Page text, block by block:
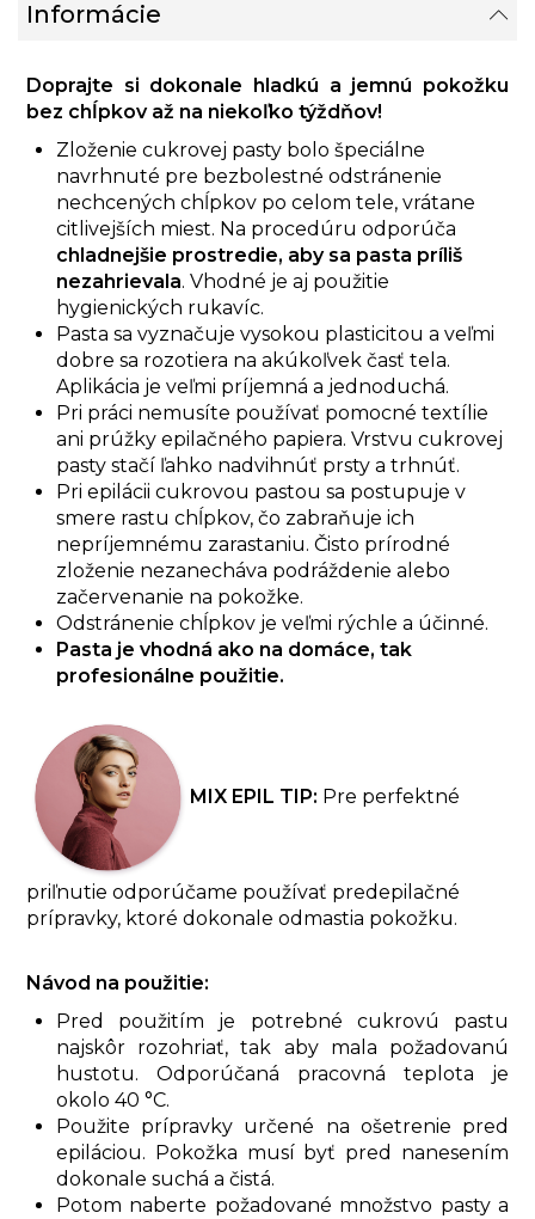
Informácie
Doprajte si dokonale hladkú a jemnú pokožku
bez chĺpkov až na niekoľko týždňov!
Zloženie cukrovej pasty bolo špeciálne
navrhnuté pre bezbolestné odstránenie
nechcených chĺpkov po celom tele, vrátane
citlivejších miest. Na procedúru odporúča
chladnejšie prostredie, aby sa pasta príliš
nezahrievala. Vhodné je aj použitie
hygienických rukavíc.
Pasta sa vyznačuje vysokou plasticitou a veľmi
dobre sa rozotiera na akúkoľvek časť tela.
Aplikácia je veľmi príjemná a jednoduchá.
Pri práci nemusíte používať pomocné textílie
ani prúžky epilačného papiera. Vrstvu cukrovej
pasty stačí ľahko nadvihnúť prsty a trhnúť.
Pri epilácii cukrovou pastou sa postupuje v
smere rastu chĺpkov, čo zabraňuje ich
nepríjemnému zarastaniu. Čisto prírodné
zloženie nezanecháva podráždenie alebo
začervenanie na pokožke.
Odstránenie chĺpkov je veľmi rýchle a účinné.
Pasta je vhodná ako na domáce, tak
profesionálne použitie.
MIX EPIL TIP: Pre perfektné
priľnutie odporúčame používať predepilačné
prípravky, ktoré dokonale odmastia pokožku.
Návod na použitie:
Pred použitím je potrebné cukrovú pastu
najskôr rozohriať, tak aby mala požadovanú
hustotu. Odporúčaná pracovná teplota je
okolo 40 °C.
Použite prípravky určené na ošetrenie pred
epiláciou. Pokožka musí byť pred nanesením
dokonale suchá a čistá.
Potom naberte požadované množstvo pasty a